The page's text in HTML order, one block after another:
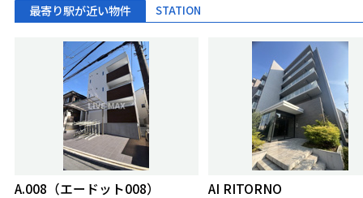
最寄り駅が近い物件 STATION
A.008（エードット008） AI RITORNO